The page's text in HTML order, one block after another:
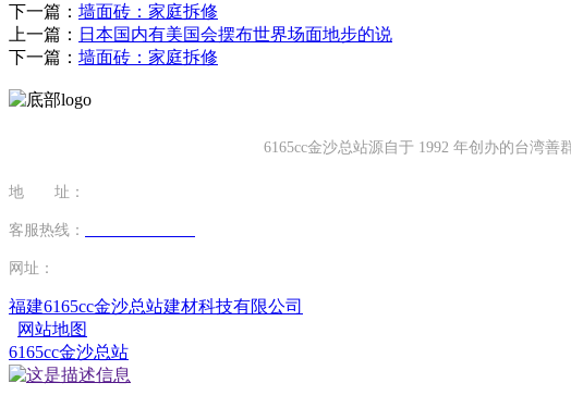
下一篇： 墙面砖：家庭拆修
上一篇： 日本国内有美国会摆布世界场面地步的说
下一篇： 墙面砖：家庭拆修
6165cc金沙总站源自于 1992 年创办的台湾
地 址：
客服热线：
网址：
福建6165cc金沙总站建材科技有限公司
网站地图
6165cc金沙总站